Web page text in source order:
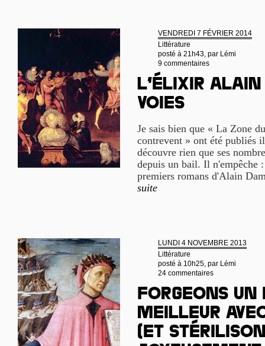
VENDREDI 7 FÉVRIER 2014
Littérature
posté à 21h43, par Lémi
9 commentaires
L’élixir Alain
Voies
Je sais bien que « La Zone
contrevent » ont été publiés
découvre rien que ses
depuis un bail. Il n'empêche
premiers romans d'Alain
suite
LUNDI 4 NOVEMBRE 2013
Littérature
posté à 10h25, par Lémi
24 commentaires
Forgeons un
meilleur
(et